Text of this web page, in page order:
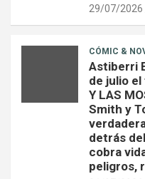
29/07/2026
CÓMIC &
Astiberri
de julio el
Y LAS
Smith y
detrás
cobra
peligros,